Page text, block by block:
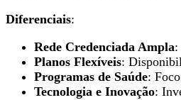
Diferenciais:
Rede Credenciada Ampla:
Planos Flexíveis:
Programas de Saúde:
Tecnologia e Inovação: